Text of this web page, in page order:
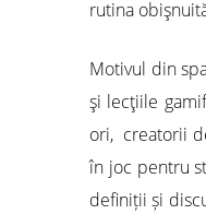
rutina
Motivul din
şi lecţiile
ori, creatorii
în joc pentru
definiții și